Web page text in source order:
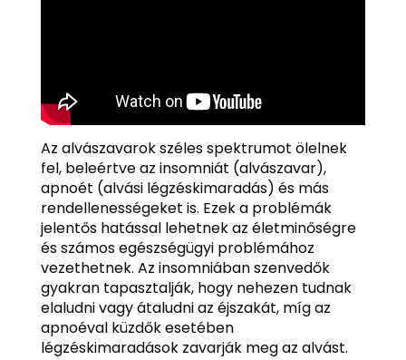
Az alvászavarok széles spektrumot ölelnek
fel, beleértve az insomniát (alvászavar),
apnoét (alvási légzéskimaradás) és más
rendellenességeket is. Ezek a problémák
jelentős hatással lehetnek az életminőségre
és számos egészségügyi problémához
vezethetnek. Az insomniában szenvedők
gyakran tapasztalják, hogy nehezen tudnak
elaludni vagy átaludni az éjszakát, míg az
apnoéval küzdők esetében
légzéskimaradások zavarják meg az alvást.